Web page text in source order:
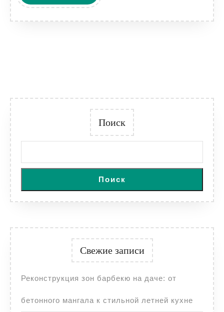
ДАЛЕЕ
Поиск
Поиск
Свежие записи
Реконструкция зон барбекю на даче: от
бетонного мангала к стильной летней кухне